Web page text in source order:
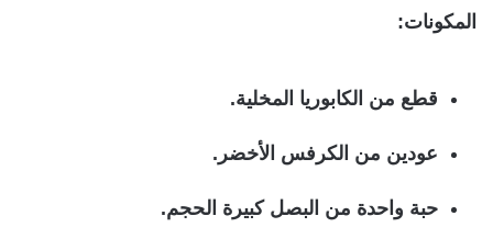
المكونات:
قطع من الكابوريا المخلية.
عودين من الكرفس الأخضر.
حبة واحدة من البصل كبيرة الحجم.